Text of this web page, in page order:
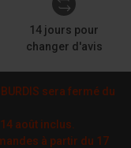
14 jours pour
changer d'avis
sera fermé du
août inclus.
à partir du 17